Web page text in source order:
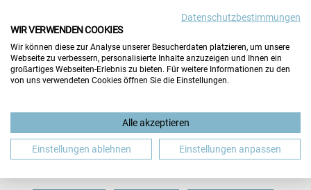
BERUFLICHE ORIENTIERUNG BEWERBUNG
Datenschutzbestimmungen
WIR VERWENDEN COOKIES
Wir können diese zur Analyse unserer Besucherdaten platzieren, um unsere
Webseite zu verbessern, personalisierte Inhalte anzuzeigen und Ihnen ein
großartiges Webseiten-Erlebnis zu bieten. Für weitere Informationen zu den
von uns verwendeten Cookies öffnen Sie die Einstellungen.
Alle akzeptieren
Einstellungen ablehnen Einstellungen anpassen